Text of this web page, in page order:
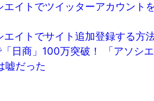
イトでツイッターアカウント
イトでサイト追加登録する方
日商」100万突破！ 「アソシエ
嘘だった